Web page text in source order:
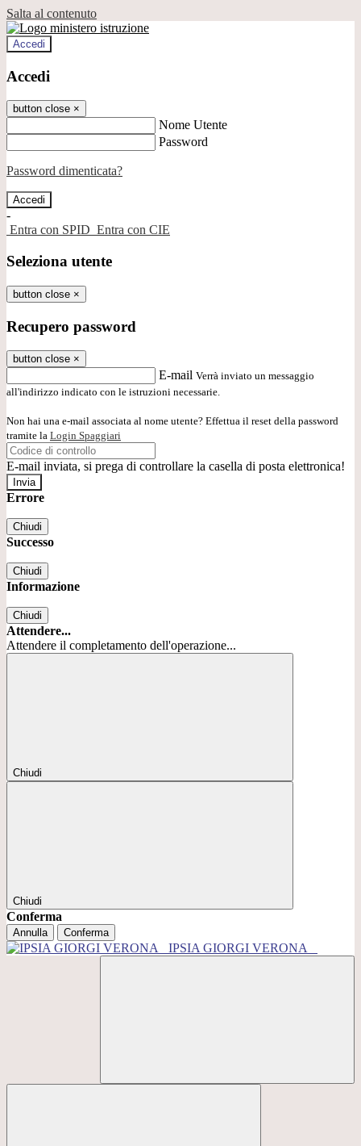
Salta al contenuto
Accedi
Accedi
button close ×
Nome Utente
Password
Password dimenticata?
-
Entra con SPID Entra con CIE
Seleziona utente
button close ×
Recupero password
button close ×
E-mail Verrà inviato un messaggio
all'indirizzo indicato con le istruzioni necessarie.
Non hai una e-mail associata al nome utente? Effettua il reset della password
tramite la Login Spaggiari
E-mail inviata, si prega di controllare la casella di posta elettronica!
Errore
Chiudi
Successo
Chiudi
Informazione
Chiudi
Attendere...
Attendere il completamento dell'operazione...
Chiudi
Chiudi
Conferma
Annulla Conferma
IPSIA GIORGI VERONA